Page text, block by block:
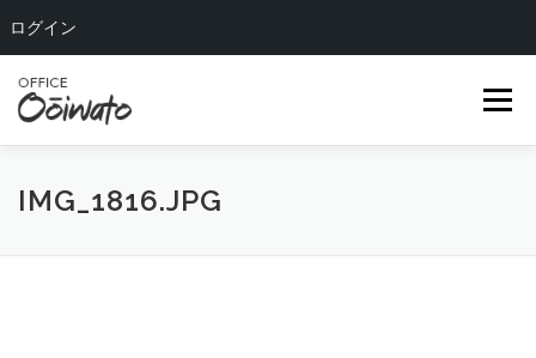
メニュー
HOME ABOUT US
IMG_1816.JPG
ログイン